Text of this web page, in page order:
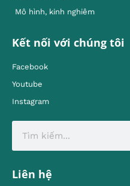
Mô hình, kinh nghiêm
Kết nối với chúng tôi
Facebook
Youtube
Instagram
Liên hệ